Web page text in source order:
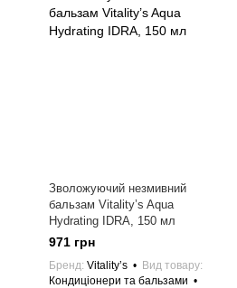
Зволожуючий незмивний
бальзам Vitality’s Aqua
Hydrating IDRA, 150 мл
971 грн
Бренд Vitality’s
Вид товару
Кондиціонери та бальзами